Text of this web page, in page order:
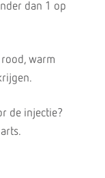
dan 1 op
warm
de injectie?